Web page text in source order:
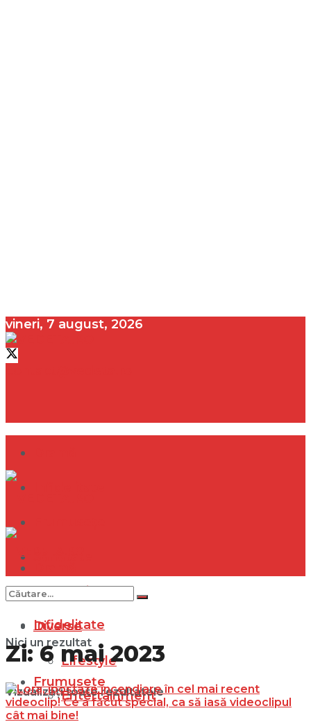
vineri, 7 august, 2026
Internațional
Diverse
Lifestyle
Entertainment
Infidelitate
Frumusețe
Nici un rezultat
Vizualizați toate rezultatele
Zi:6 mai 2023